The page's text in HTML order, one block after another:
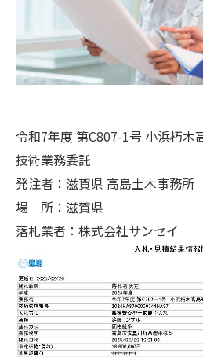
令和7年度 第C807-1号 小浜朽木
技術業務委託
発注者：滋賀県 高島土木事務所
場 所：滋賀県
落札業者：株式会社サンセイ